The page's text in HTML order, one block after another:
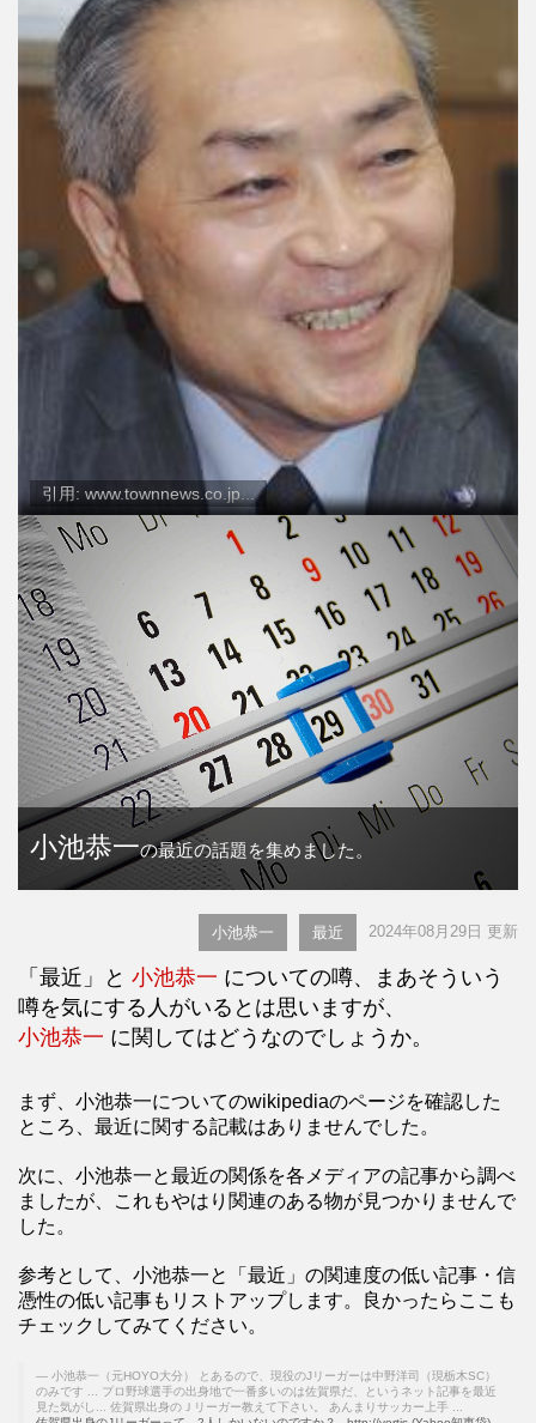
引用: www.townnews.co.jp...
小池恭一の最近の話題を集めました。
小池恭一 最近 2024年08月29日 更新
「最近」と 小池恭一 についての噂、まあそういう
噂を気にする人がいるとは思いますが、
小池恭一 に関してはどうなのでしょうか。
まず、小池恭一についてのwikipediaのページを確認した
ところ、最近に関する記載はありませんでした。
次に、小池恭一と最近の関係を各メディアの記事から調べ
ましたが、これもやはり関連のある物が見つかりませんで
した。
参考として、小池恭一と「最近」の関連度の低い記事・信
憑性の低い記事もリストアップします。良かったらここも
チェックしてみてください。
小池恭一（元HOYO大分） とあるので、現役のJリーガーは中野洋司（現栃木SC）
のみです ... プロ野球選手の出身地で一番多いのは佐賀県だ、というネット記事を最近
見た気がし... 佐賀県出身のＪリーガー教えて下さい。 あんまりサッカー上手 ...